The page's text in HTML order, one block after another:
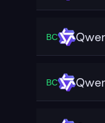
ВС
ВС